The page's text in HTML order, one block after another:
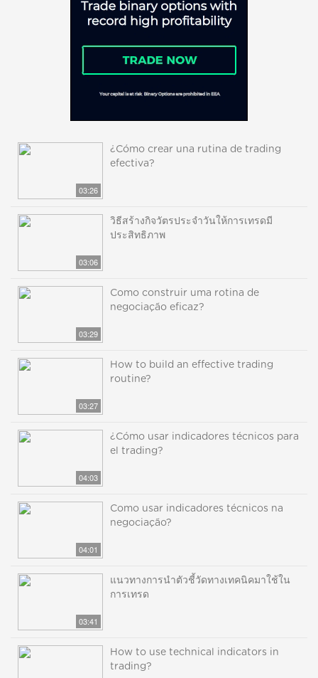
03:26
¿Cómo crear una rutina de trading
efectiva?
03:06
วิธีสร้างกิจวัตรประจำวันให้การเทรดมี
ประสิทธิภาพ
03:29
Como construir uma rotina de
negociação eficaz?
03:27
How to build an effective trading
routine?
04:03
¿Cómo usar indicadores técnicos para
el trading?
04:01
Como usar indicadores técnicos na
negociação?
03:41
แนวทางการนำตัวชี้วัดทางเทคนิคมาใช้ใน
การเทรด
How to use technical indicators in
trading?